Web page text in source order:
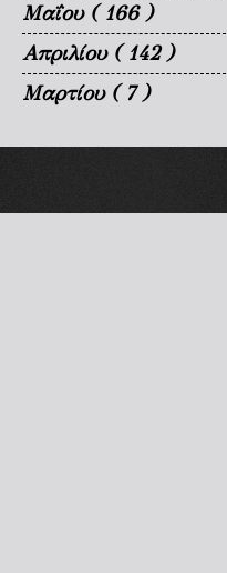
Μαΐου ( 166 )
Απριλίου ( 142 )
Μαρτίου ( 7 )